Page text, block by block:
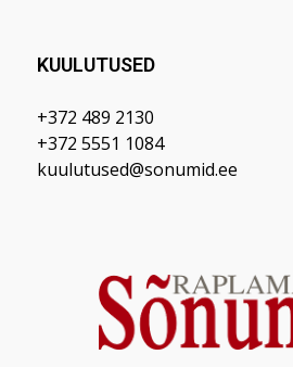
KUULUTUSED
+372 489 2130
+372 5551 1084
kuulutused@sonumid.ee